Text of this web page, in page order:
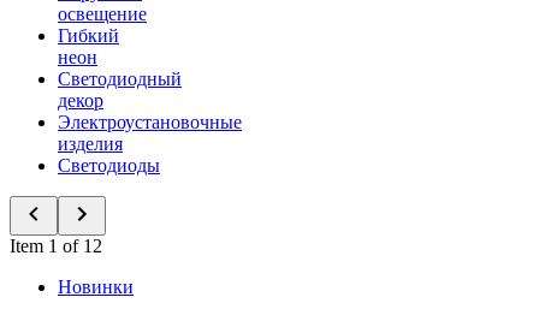
освещение
Гибкий
неон
Светодиодный
декор
Электроустановочные
изделия
Светодиоды
Item 1 of 12
Новинки